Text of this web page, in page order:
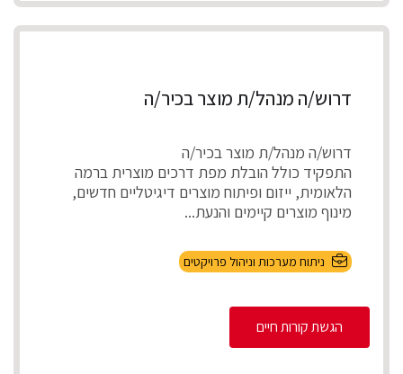
דרוש/ה מנהל/ת מוצר בכיר/ה
דרוש/ה מנהל/ת מוצר בכיר/ה
התפקיד כולל הובלת מפת דרכים מוצרית ברמה
הלאומית, ייזום ופיתוח מוצרים דיגיטליים חדשים,
מינוף מוצרים קיימים והנעת...
ניתוח מערכות וניהול פרויקטים
הגשת קורות חיים